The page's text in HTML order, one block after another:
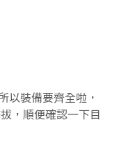
以裝備要齊全啦，
，順便確認一下目